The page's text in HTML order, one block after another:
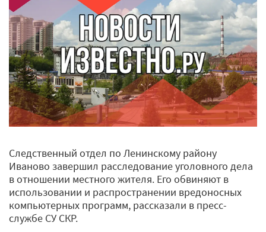
Следственный отдел по Ленинскому району
Иваново завершил расследование уголовного дела
в отношении местного жителя. Его обвиняют в
использовании и распространении вредоносных
компьютерных программ, рассказали в пресс-
службе СУ СКР.